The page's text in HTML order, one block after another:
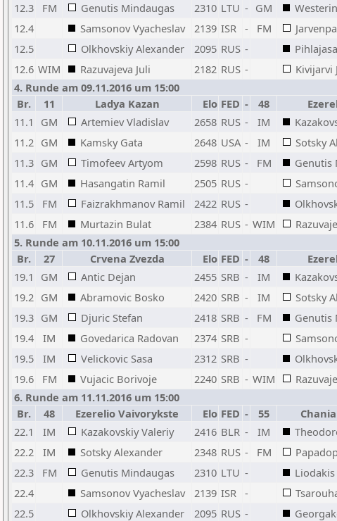
12.3
FM Genutis Mindaugas 2310 LTU - GM
12.4
Samsonov Vyacheslav 2139 ISR - FM
12.5
Olkhovskiy Alexander 2095 RUS -
12.6 WIM Razuvajeva Juli 2182 RUS - Kivijarvi
4. Runde am 09.11.2016 um 15:00
Br.
11 Ladya Kazan Elo FED - 48
11.1
GM Artemiev Vladislav 2658 RUS - IM
11.2 GM Kamsky Gata 2648 USA - IM Sotsky
11.3 GM Timofeev Artyom 2598 RUS - FM Genutis
11.4 GM Hasangatin Ramil 2505 RUS -
11.5
FM Faizrakhmanov Ramil 2422 RUS -
11.6
FM Murtazin Bulat 2384 RUS - WIM
5. Runde am 10.11.2016 um 15:00
Br.
27 Crvena Zvezda Elo FED - 48
19.1
GM Antic Dejan 2455 SRB - IM
19.2 GM Abramovic Bosko 2420 SRB - IM Sotsky
19.3 GM Djuric Stefan 2418 SRB - FM Genutis
19.4
IM Govedarica Radovan 2374 SRB -
19.5
IM Velickovic Sasa 2312 SRB -
19.6
FM Vujacic Borivoje 2240 SRB - WIM
6. Runde am 11.11.2016 um 15:00
Br.
48 Ezerelio Vaivorykste Elo FED - 55
22.1
IM Kazakovskiy Valeriy 2416 BLR - IM
22.2
IM Sotsky Alexander 2348 RUS - FM
22.3
FM Genutis Mindaugas 2310 LTU -
22.4
Samsonov Vyacheslav 2139 ISR -
22.5
Olkhovskiy Alexander 2095 RUS -